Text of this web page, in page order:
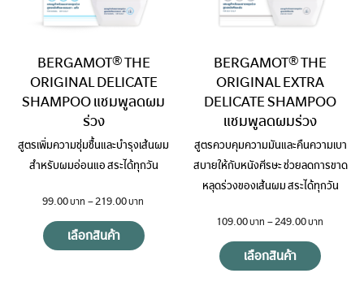
BERGAMOT® THE
ORIGINAL DELICATE
SHAMPOO แชมพูลดผม
ร่วง
สูตรเพิ่มความชุ่มชื้นและบำรุงเส้นผม
สำหรับผมอ่อนแอ สระได้ทุกวัน
99.00 –219.00
เลือกสินค้า
BERGAMOT® THE
ORIGINAL EXTRA
DELICATE SHAMPOO
แชมพูลดผมร่วง
สูตรควบคุมความมันและคืนความเบา
สบายให้กับหนังศีรษะ ช่วยลดการขาด
หลุดร่วงของเส้นผม สระได้ทุกวัน
109.00 –249.00
เลือกสินค้า